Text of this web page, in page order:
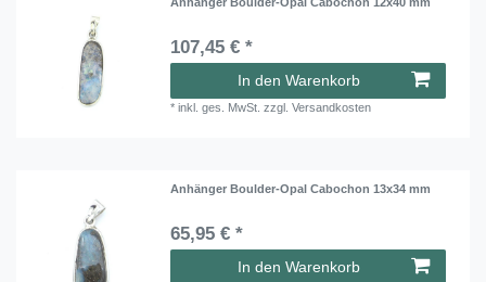
107,45 € *
In den Warenkorb
*inkl. ges. MwSt. zzgl.Versandkosten
Anhänger Boulder-Opal Cabochon 13x34 mm
65,95 € *
In den Warenkorb